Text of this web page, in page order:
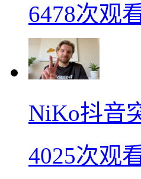
6478次观
NiKo抖音
4025次观